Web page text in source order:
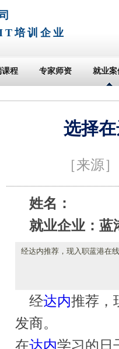
培训企业
课程 专家师资 就业案
选择
［来源
姓名：
就业企业：蓝
经达内推荐，现入职蓝港在
经达内推荐，
发商。
在达内学习的日